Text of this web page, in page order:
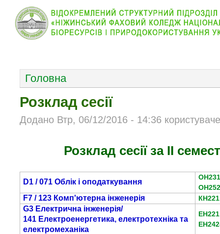
Головна
Розклад сесії
Додано Втр, 06/12/2016 - 14:36
Розклад сесії за ІІ
D1 / 071 Облік і оподаткування
ОН231
F7 / 123 Комп'ютерна інженерія КН221
G3 Електрична інженерія/
141 Електроенергетика, електротехніка та
електромеханіка
ЕН221